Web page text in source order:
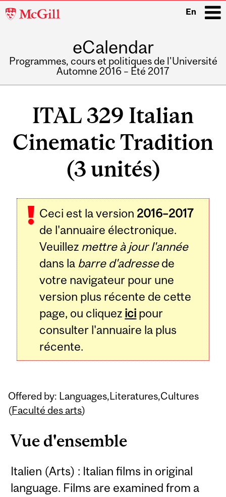
McGill
En
eCalendar
Programmes, cours et politiques de l'Université
Automne 2016 – Été 2017
ITAL 329 Italian
Cinematic Tradition
(3 unités)
Ceci est la version 2016–2017
de l'annuaire électronique.
Veuillez mettre à jour l'année
dans la barre d'adressede
votre navigateur pour une
version plus récente de cette
page, ou cliquez ici pour
consulter l'annuaire la plus
récente.
Offered by: Languages,Literatures,Cultures
(Faculté des arts)
Vue d'ensemble
Italien (Arts) : Italian films in original
language. Films are examined from a